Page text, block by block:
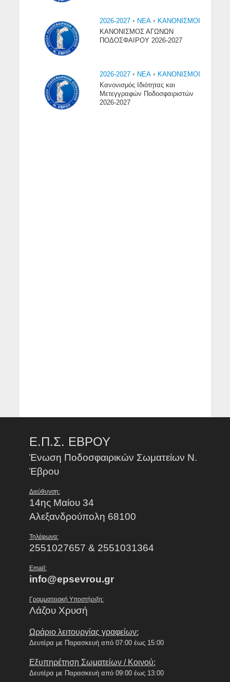
2026-2027 • NEA • ΚΑΝΟΝΙΣΜΟΙ
ΚΑΝΟΝΙΣΜΟΣ ΑΓΩΝΩΝ
ΠΟΔΟΣΦΑΙΡΟΥ 2026-2027
2026-2027 • NEA • ΚΑΝΟΝΙΣΜΟΙ
Κανονισμός Ιδιότητας και
Μετεγγραφών Ποδοσφαιριστών
2026-2027
Ε.Π.Σ. ΕΒΡΟΥ
Ένωση Ποδοσφαιρικών Σωματείων Ν.
Έβρου
Διεύθυνση:
14ης Μαίου 34
Αλεξανδρούπολη 68100
Τηλέφωνα:
2551027657 & 2551031364
Email:
info@epsevrou.gr
Γραμματειακή Υποστήριξη:
Λάζου Χρυσή
Ωράριο λειτουργίας γραφείων:
Δευτέρα με Παρασκευή από 07:00 έως 15:00
Εξυπηρέτηση Σωματείων / Κοινού:
Δευτέρα με Παρασκευή από 09:00 έως 13:00